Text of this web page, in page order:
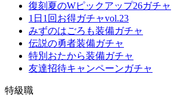
復刻夏のWピックアップ26ガチャ
1日1回お得ガチャvol.23
みずのはごろも装備ガチャ
伝説の勇者装備ガチャ
特別おたから装備ガチャ
友達招待キャンペーンガチャ
特級職